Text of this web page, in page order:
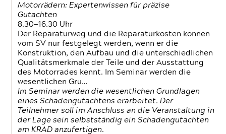
Motorrädern: Expertenwissen für präzise
Gutachten
8.30—16.30 Uhr
Der Reparaturweg und die Reparaturkosten können
vom SV nur festgelegt werden, wenn er die
Konstruktion, den Aufbau und die unterschiedlichen
Qualitätsmerkmale der Teile und der Ausstattung
des Motorrades kennt. Im Seminar werden die
wesentlichen Gru…
Im Seminar werden die wesentlichen Grundlagen
eines Schadengutachtens erarbeitet. Der
Teilnehmer soll im Anschluss an die Veranstaltung in
der Lage sein selbstständig ein Schadengutachten
am KRAD anzufertigen.